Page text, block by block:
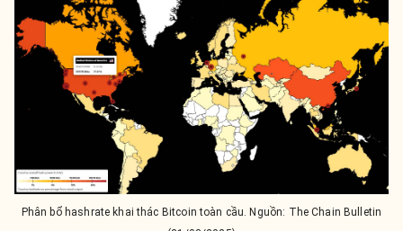
Phân bổ hashrate khai thác Bitcoin toàn cầu. Nguồn: The Chain Bulletin